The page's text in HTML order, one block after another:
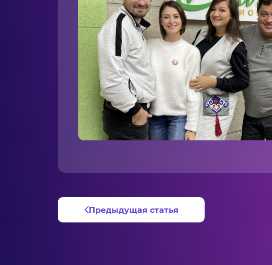
Предыдущая статья